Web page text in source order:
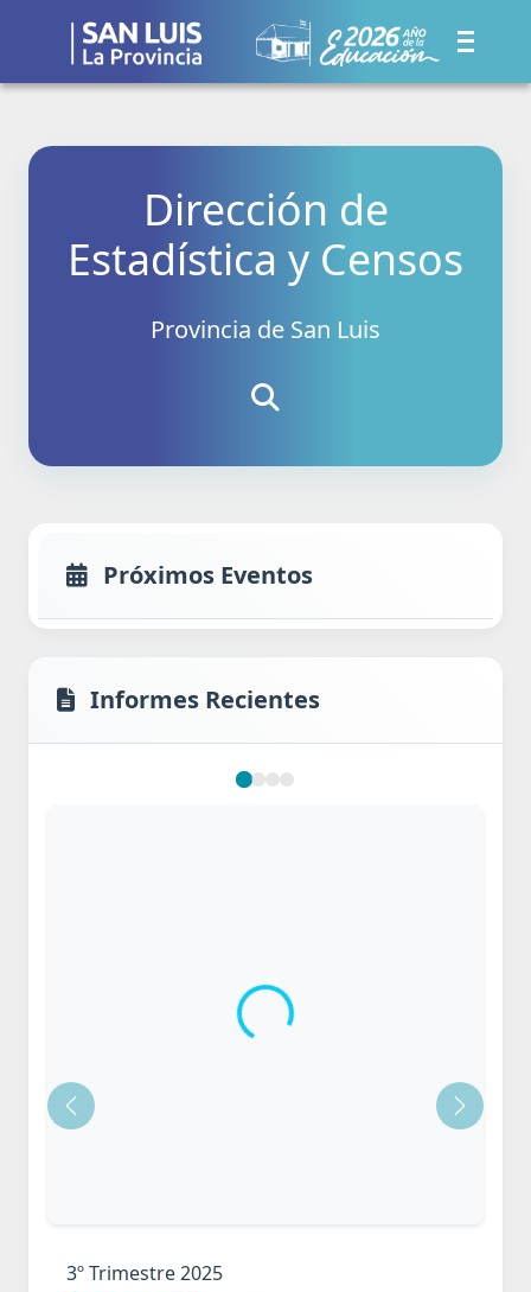
Dirección de
Estadística y Censos
Provincia de San Luis
Próximos Eventos
Informes Recientes
Cargando...
3º Trimestre 2025
Anterior